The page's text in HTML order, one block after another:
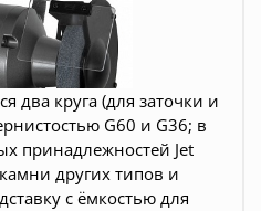
два круга (для заточки и
G60 и G36; в
принадлежностей Jet
других типов и
с ёмкостью для